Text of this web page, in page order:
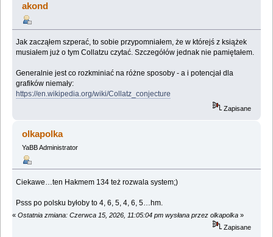
akond
Jak zacząłem szperać, to sobie przypomniałem, że w którejś z książek
musiałem już o tym Collatzu czytać. Szczegółów jednak nie pamiętałem.
Generalnie jest co rozkminiać na różne sposoby - a i potencjał dla
grafików niemały:
https://en.wikipedia.org/wiki/Collatz_conjecture
Zapisane
olkapolka
YaBB Administrator
Ciekawe…ten Hakmem 134 też rozwala system;)
Psss po polsku byłoby to 4, 6, 5, 4, 6, 5…hm.
« Ostatnia zmiana: Czerwca 15, 2026, 11:05:04 pm wysłana przez olkapolka »
Zapisane